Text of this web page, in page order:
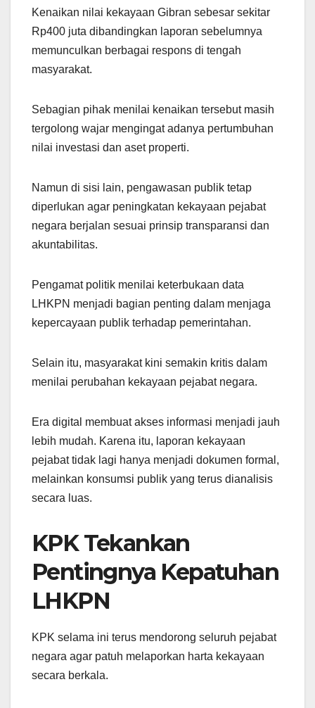
Kenaikan nilai kekayaan Gibran sebesar sekitar
Rp400 juta dibandingkan laporan sebelumnya
memunculkan berbagai respons di tengah
masyarakat.
Sebagian pihak menilai kenaikan tersebut masih
tergolong wajar mengingat adanya pertumbuhan
nilai investasi dan aset properti.
Namun di sisi lain, pengawasan publik tetap
diperlukan agar peningkatan kekayaan pejabat
negara berjalan sesuai prinsip transparansi dan
akuntabilitas.
Pengamat politik menilai keterbukaan data
LHKPN menjadi bagian penting dalam menjaga
kepercayaan publik terhadap pemerintahan.
Selain itu, masyarakat kini semakin kritis dalam
menilai perubahan kekayaan pejabat negara.
Era digital membuat akses informasi menjadi jauh
lebih mudah. Karena itu, laporan kekayaan
pejabat tidak lagi hanya menjadi dokumen formal,
melainkan konsumsi publik yang terus dianalisis
secara luas.
KPK Tekankan
Pentingnya Kepatuhan
LHKPN
KPK selama ini terus mendorong seluruh pejabat
negara agar patuh melaporkan harta kekayaan
secara berkala.